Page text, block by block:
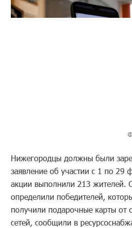
Нижегородцы должны были
заявление об участии с 1 по 29
акции выполнили 213 жителей.
определили победителей,
получили подарочные карты от
сетей, сообщили в